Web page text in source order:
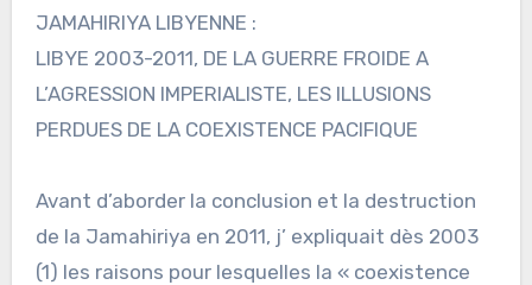
JAMAHIRIYA LIBYENNE :
LIBYE 2003-2011, DE LA GUERRE FROIDE A
L’AGRESSION IMPERIALISTE, LES ILLUSIONS
PERDUES DE LA COEXISTENCE PACIFIQUE
Avant d’aborder la conclusion et la destruction
de la Jamahiriya en 2011, j’ expliquait dès 2003
(1) les raisons pour lesquelles la « coexistence